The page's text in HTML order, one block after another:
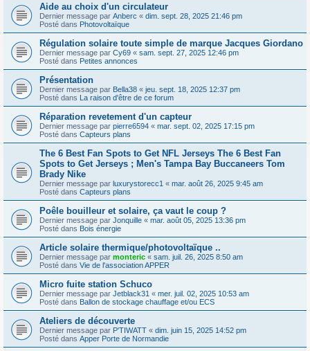
Aide au choix d'un circulateur
Dernier message par Anberc « dim. sept. 28, 2025 21:46 pm
Posté dans Photovoltaïque
Régulation solaire toute simple de marque Jacques Giordano
Dernier message par Cy69 « sam. sept. 27, 2025 12:46 pm
Posté dans Petites annonces
Présentation
Dernier message par Bella38 « jeu. sept. 18, 2025 12:37 pm
Posté dans La raison d'être de ce forum
Réparation revetement d'un capteur
Dernier message par pierre6594 « mar. sept. 02, 2025 17:15 pm
Posté dans Capteurs plans
The 6 Best Fan Spots to Get NFL Jerseys The 6 Best Fan
Spots to Get Jerseys ; Men's Tampa Bay Buccaneers Tom
Brady Nike
Dernier message par luxurystorecc1 « mar. août 26, 2025 9:45 am
Posté dans Capteurs plans
Poêle bouilleur et solaire, ça vaut le coup ?
Dernier message par Jonquille « mar. août 05, 2025 13:36 pm
Posté dans Bois énergie
Article solaire thermique/photovoltaïque ..
Dernier message par monteric « sam. juil. 26, 2025 8:50 am
Posté dans Vie de l'association APPER
Micro fuite station Schuco
Dernier message par Jetblack31 « mer. juil. 02, 2025 10:53 am
Posté dans Ballon de stockage chauffage et/ou ECS
Ateliers de découverte
Dernier message par P'TIWATT « dim. juin 15, 2025 14:52 pm
Posté dans Apper Porte de Normandie